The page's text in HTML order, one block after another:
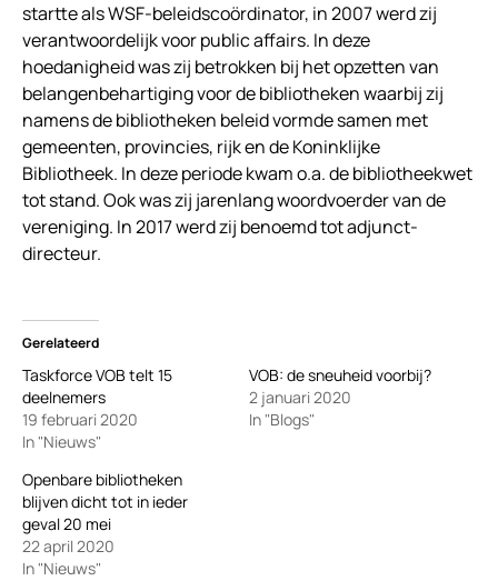
startte als WSF-beleidscoördinator, in 2007 werd zij
verantwoordelijk voor public affairs. In deze
hoedanigheid was zij betrokken bij het opzetten van
belangenbehartiging voor de bibliotheken waarbij zij
namens de bibliotheken beleid vormde samen met
gemeenten, provincies, rijk en de Koninklijke
Bibliotheek. In deze periode kwam o.a. de bibliotheekwet
tot stand. Ook was zij jarenlang woordvoerder van de
vereniging. In 2017 werd zij benoemd tot adjunct-
directeur.
Gerelateerd
Taskforce VOB telt 15
deelnemers
19 februari 2020
In "Nieuws"
VOB: de sneuheid voorbij?
2 januari 2020
In "Blogs"
Openbare bibliotheken
blijven dicht tot in ieder
geval 20 mei
22 april 2020
In "Nieuws"